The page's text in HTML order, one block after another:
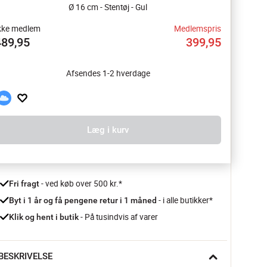
Ø 16 cm - Stentøj - Gul
medlem
Medlemspris
399,95
Afsendes 1-2 hverdage
Læg i kurv
Fri fragt - ved køb over 500 kr.*
Byt i 1 år og få pengene retur i 1 måned - i alle butikker*
Klik og hent i butik - På tusindvis af varer